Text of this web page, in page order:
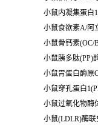
小鼠内凝集蛋白
小鼠食欲素A/阿
小鼠骨钙素(OC/
小鼠胰多肽(PP)
小鼠胃蛋白酶原
小鼠穿孔蛋白
小鼠过氧化物酶
小鼠(LDLR)酶